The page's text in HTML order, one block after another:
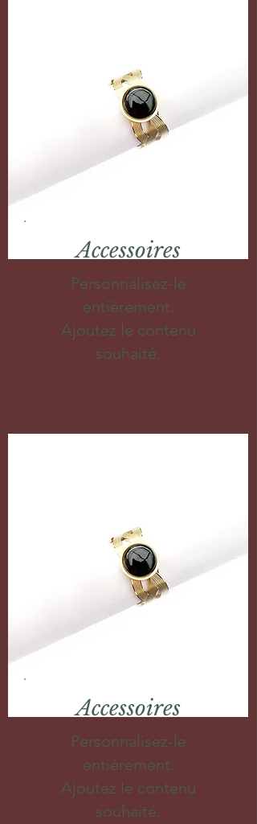
Accessoires
Personnalisez-le
entièrement.
Ajoutez le contenu
souhaité.
Accessoires
Personnalisez-le
entièrement.
Ajoutez le contenu
souhaité.